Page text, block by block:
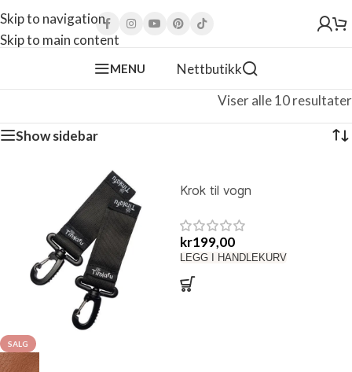
Skip to navigation
Skip to main content
MENU
Nettbutikk
Viser alle 10 resultater
Show sidebar
SALG
Krok til vogn
kr199,00
LEGG I HANDLEKURV